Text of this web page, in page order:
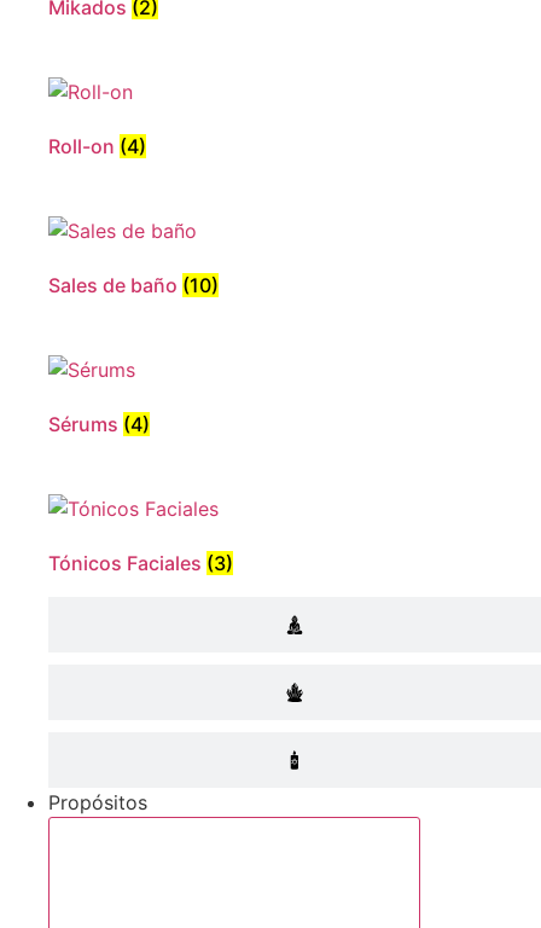
Mikados (2)
Roll-on (4)
Sales de baño (10)
Sérums (4)
Tónicos Faciales (3)
Propósitos